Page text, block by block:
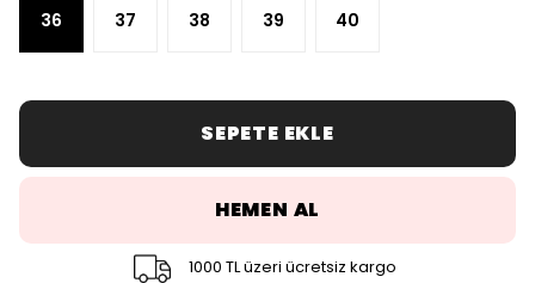
36 37 38 39 40
SEPETE EKLE
HEMEN AL
1000 TL üzeri ücretsiz kargo